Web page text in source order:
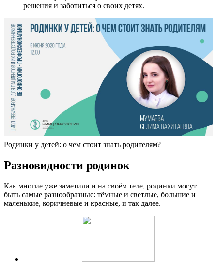
решения и заботиться о своих детях.
Родинки у детей: о чем стоит знать родителям?
Разновидности родинок
Как многие уже заметили и на своём теле, родинки могут
быть самые разнообразные: тёмные и светлые, большие и
маленькие, коричневые и красные, и так далее.